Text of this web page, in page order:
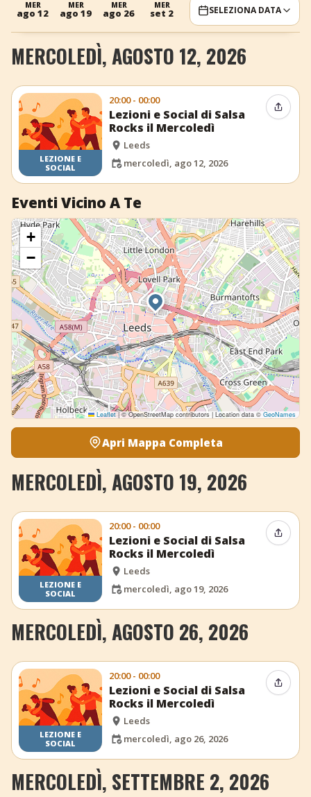
+ Aggiungi evento
MER
ago 12
MER
ago 19
MER
ago 26
MER
set 2 SELEZIONA DATA
MERCOLEDÌ, AGOSTO 12, 2026
LEZIONE E
SOCIAL
20:00 - 00:00
Lezioni e Social di Salsa
Rocks il Mercoledì
Leeds
mercoledì, ago 12, 2026
Eventi Vicino A Te
+
−
Leaflet |© OpenStreetMap contributors | Location data ©GeoNames
Apri Mappa Completa
MERCOLEDÌ, AGOSTO 19, 2026
LEZIONE E
SOCIAL
20:00 - 00:00
Lezioni e Social di Salsa
Rocks il Mercoledì
Leeds
mercoledì, ago 19, 2026
MERCOLEDÌ, AGOSTO 26, 2026
LEZIONE E
SOCIAL
20:00 - 00:00
Lezioni e Social di Salsa
Rocks il Mercoledì
Leeds
mercoledì, ago 26, 2026
MERCOLEDÌ, SETTEMBRE 2, 2026